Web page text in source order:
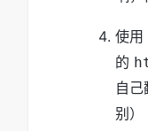
使用
的
自己
别）